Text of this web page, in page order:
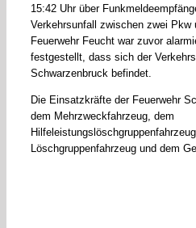
15:42 Uhr über
Verkehrsunfall zwischen zwei Pkw
Feuerwehr Feucht war zuvor
festgestellt, dass sich der
Schwarzenbruck befindet.
Die Einsatzkräfte der Feuerwehr
dem Mehrzweckfahrzeug, dem
Löschgruppenfahrzeug und dem